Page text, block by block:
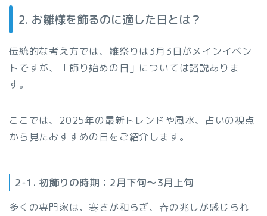
2. お雛様を飾るのに適した日とは？
伝統的な考え方では、雛祭りは3月3日がメインイベン
トですが、「飾り始めの日」については諸説ありま
す。
ここでは、2025年の最新トレンドや風水、占いの視点
から見たおすすめの日をご紹介します。
2-1. 初飾りの時期：2月下旬～3月上旬
多くの専門家は、寒さが和らぎ、春の兆しが感じられ